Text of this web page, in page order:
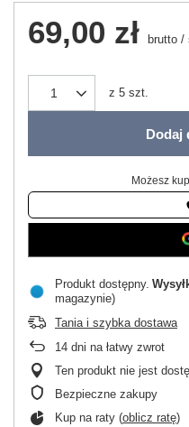
69,00 zł brutto /
z 5 szt.
Dodaj
Możesz
Produkt dostępny
magazynie)
Tania i szybka dostawa
14 dni na łatwy zwrot
Ten produkt nie jest
Bezpieczne zakupy
Kup na raty (oblicz ratę)